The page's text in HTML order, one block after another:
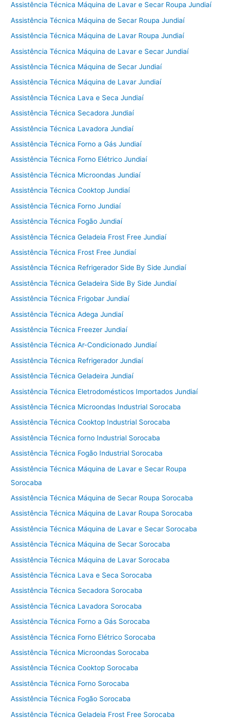
Assistência Técnica Máquina de Lavar e Secar Roupa Jundiaí
Assistência Técnica Máquina de Secar Roupa Jundiaí
Assistência Técnica Máquina de Lavar Roupa Jundiaí
Assistência Técnica Máquina de Lavar e Secar Jundiaí
Assistência Técnica Máquina de Secar Jundiaí
Assistência Técnica Máquina de Lavar Jundiaí
Assistência Técnica Lava e Seca Jundiaí
Assistência Técnica Secadora Jundiaí
Assistência Técnica Lavadora Jundiaí
Assistência Técnica Forno a Gás Jundiaí
Assistência Técnica Forno Elétrico Jundiaí
Assistência Técnica Microondas Jundiaí
Assistência Técnica Cooktop Jundiaí
Assistência Técnica Forno Jundiaí
Assistência Técnica Fogão Jundiaí
Assistência Técnica Geladeia Frost Free Jundiaí
Assistência Técnica Frost Free Jundiaí
Assistência Técnica Refrigerador Side By Side Jundiaí
Assistência Técnica Geladeira Side By Side Jundiaí
Assistência Técnica Frigobar Jundiaí
Assistência Técnica Adega Jundiaí
Assistência Técnica Freezer Jundiaí
Assistência Técnica Ar-Condicionado Jundiaí
Assistência Técnica Refrigerador Jundiaí
Assistência Técnica Geladeira Jundiaí
Assistência Técnica Eletrodomésticos Importados Jundiaí
Assistência Técnica Microondas Industrial Sorocaba
Assistência Técnica Cooktop Industrial Sorocaba
Assistência Técnica forno Industrial Sorocaba
Assistência Técnica Fogão Industrial Sorocaba
Assistência Técnica Máquina de Lavar e Secar Roupa
Sorocaba
Assistência Técnica Máquina de Secar Roupa Sorocaba
Assistência Técnica Máquina de Lavar Roupa Sorocaba
Assistência Técnica Máquina de Lavar e Secar Sorocaba
Assistência Técnica Máquina de Secar Sorocaba
Assistência Técnica Máquina de Lavar Sorocaba
Assistência Técnica Lava e Seca Sorocaba
Assistência Técnica Secadora Sorocaba
Assistência Técnica Lavadora Sorocaba
Assistência Técnica Forno a Gás Sorocaba
Assistência Técnica Forno Elétrico Sorocaba
Assistência Técnica Microondas Sorocaba
Assistência Técnica Cooktop Sorocaba
Assistência Técnica Forno Sorocaba
Assistência Técnica Fogão Sorocaba
Assistência Técnica Geladeia Frost Free Sorocaba